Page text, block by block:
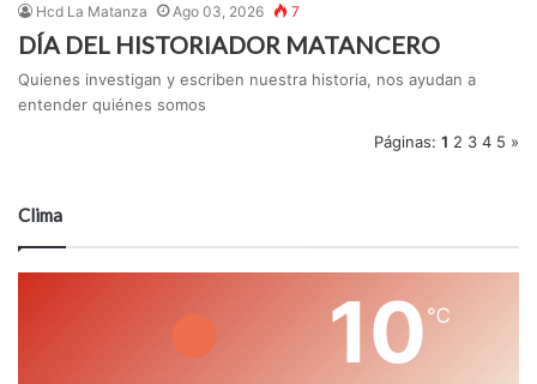
Hcd La Matanza Ago 03, 2026 7
DÍA DEL HISTORIADOR MATANCERO
Quienes investigan y escriben nuestra historia, nos ayudan a
entender quiénes somos
Páginas: 1 2 3 4 5 »
Clima
10 ℃